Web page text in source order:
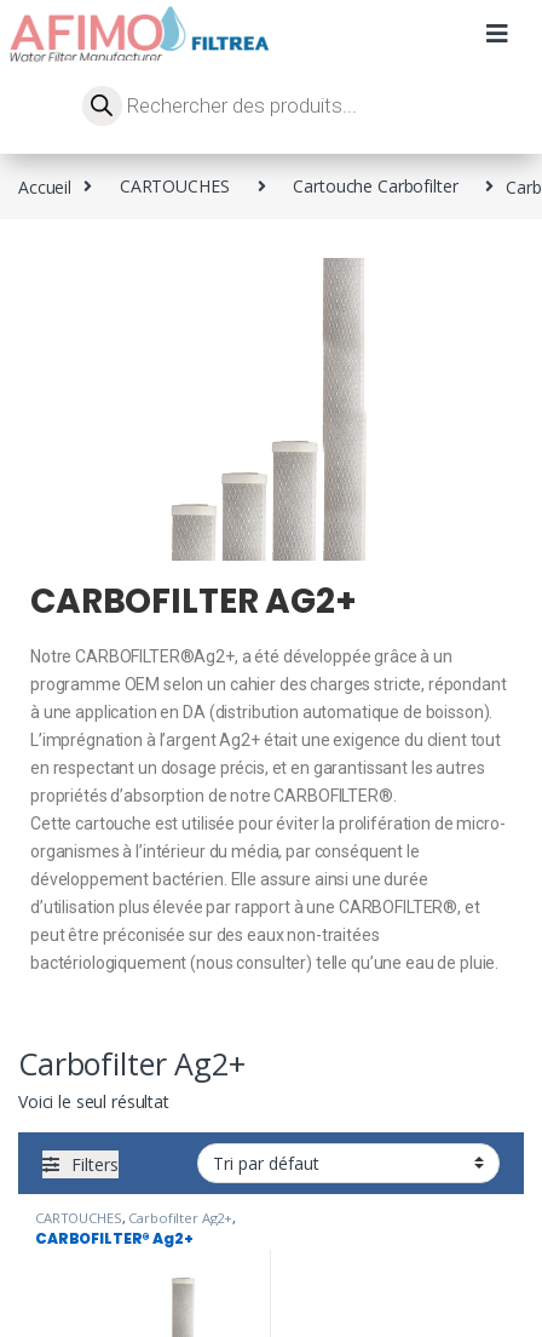
Accueil CARTOUCHES Cartouche Carbofilter
CARBOFILTER AG2+
Notre CARBOFILTER®Ag2+, a été développée grâce à un
programme OEM selon un cahier des charges stricte, répondant
à une application en DA (distribution automatique de boisson).
L’imprégnation à l’argent Ag2+ était une exigence du client tout
en respectant un dosage précis, et en garantissant les autres
propriétés d’absorption de notre CARBOFILTER®.
Cette cartouche est utilisée pour éviter la prolifération de micro-
organismes à l’intérieur du média, par conséquent le
développement bactérien. Elle assure ainsi une durée
d’utilisation plus élevée par rapport à une CARBOFILTER®, et
peut être préconisée sur des eaux non-traitées
bactériologiquement (nous consulter) telle qu’une eau de pluie.
Carbofilter Ag2+
Voici le seul résultat
Filters
CARTOUCHES, Carbofilter Ag2+,
Cartouche Carbofilter,
Embouteillage,Traitement de
CARBOFILTER® Ag2+